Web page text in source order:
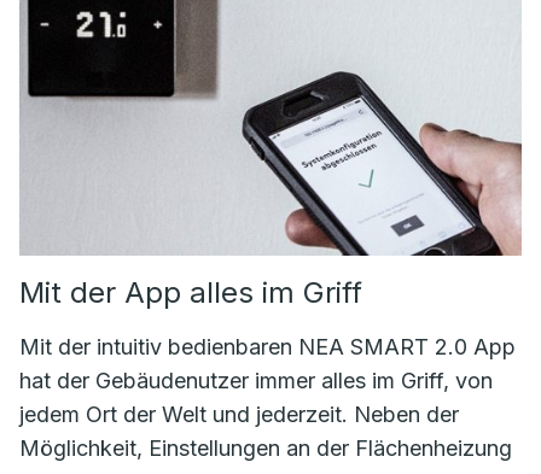
Mit der App alles im Griff
Mit der intuitiv bedienbaren NEA SMART 2.0 App
hat der Gebäudenutzer immer alles im Griff, von
jedem Ort der Welt und jederzeit. Neben der
Möglichkeit, Einstellungen an der Flächenheizung